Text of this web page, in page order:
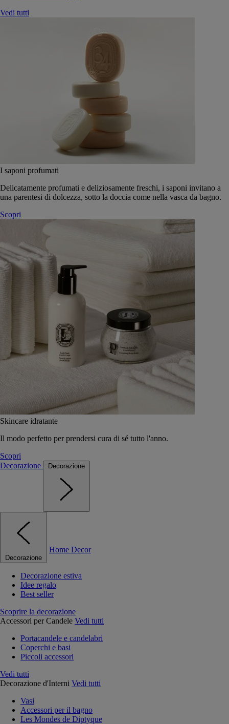
Vedi tutti
I saponi profumati
Delicatamente profumati e deliziosamente freschi, i saponi invitano a
una parentesi di dolcezza, sotto la doccia come nella vasca da bagno.
Scopri
Skincare idratante
Il modo perfetto per prendersi cura di sé tutto l'anno.
Scopri
Decorazione
Decorazione
Decorazione
Home Decor
Decorazione estiva
Idee regalo
Best seller
Scoprire la decorazione
Accessori per Candele Vedi tutti
Portacandele e candelabri
Coperchi e basi
Piccoli accessori
Vedi tutti
Decorazione d'Interni Vedi tutti
Vasi
Accessori per il bagno
Les Mondes de Diptyque